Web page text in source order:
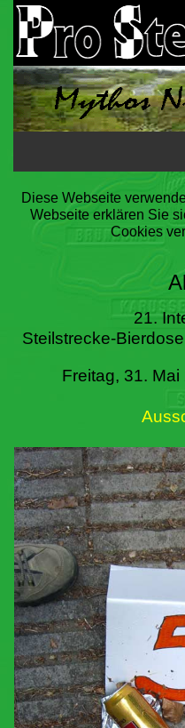
Startseite
Steilstrecke
Literatur
Termine
Diese Webseite
Webseite erklären Sie
Cookies
21.
Steilstrecke-
Freitag, 31.